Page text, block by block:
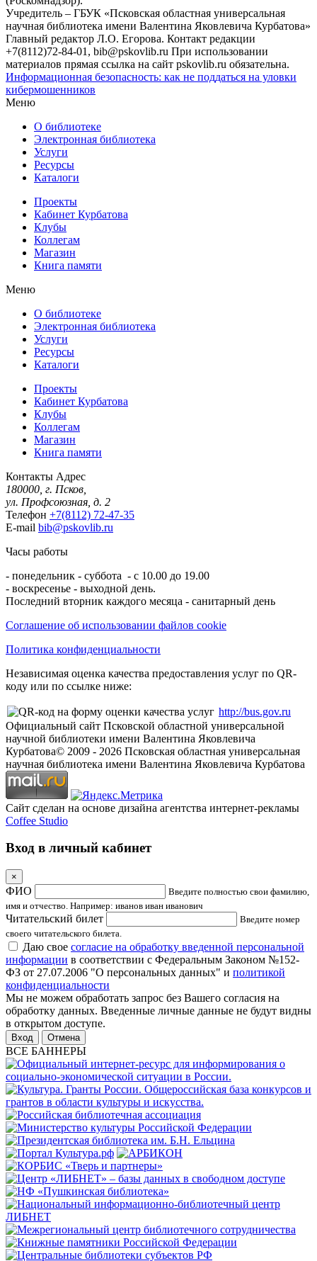
Учредитель – ГБУК «Псковская областная универсальная
научная библиотека имени Валентина Яковлевича Курбатова»
Главный редактор Л.О. Егорова. Контакт редакции
+7(8112)72-84-01, bib@pskovlib.ru При использовании
материалов прямая ссылка на сайт pskovlib.ru обязательна.
Информационная безопасность: как не поддаться на уловки
кибермошенников
Меню
О библиотеке
Электронная библиотека
Услуги
Ресурсы
Каталоги
Проекты
Кабинет Курбатова
Клубы
Коллегам
Магазин
Книга памяти
Меню
О библиотеке
Электронная библиотека
Услуги
Ресурсы
Каталоги
Проекты
Кабинет Курбатова
Клубы
Коллегам
Магазин
Книга памяти
Контакты Адрес
180000, г. Псков,
ул. Профсоюзная, д. 2
Телефон +7(8112) 72-47-35
E-mail bib@pskovlib.ru
Часы работы
- понедельник - суббота - с 10.00 до 19.00
- воскресенье - выходной день.
Последний вторник каждого месяца - санитарный день
Соглашение об использовании файлов cookie
Политика конфиденциальности
Независимая оценка качества предоставления услуг по QR-
коду или по ссылке ниже:
http://bus.gov.ru
Официальный сайт Псковской областной универсальной
научной библиотеки имени Валентина Яковлевича
Курбатова© 2009 - 2026 Псковская областная универсальная
научная библиотека имени Валентина Яковлевича Курбатова
Сайт сделан на основе дизайна агентства интернет-рекламы
Coffee Studio
Вход в личный кабинет
×
ФИО
Введите полностью свои фамилию,
имя и отчество. Например: иванов иван иванович
Читательский билет
Введите номер
своего читательского билета.
Даю свое согласие на обработку введенной персональной
информации в соответствии с Федеральным Законом №152-
ФЗ от 27.07.2006 "О персональных данных" и политикой
конфиденциальности
Мы не можем обработать запрос без Вашего согласия на
обработку данных. Введенные личные данные не будут видны
в открытом доступе.
Отмена
ВСЕ БАННЕРЫ